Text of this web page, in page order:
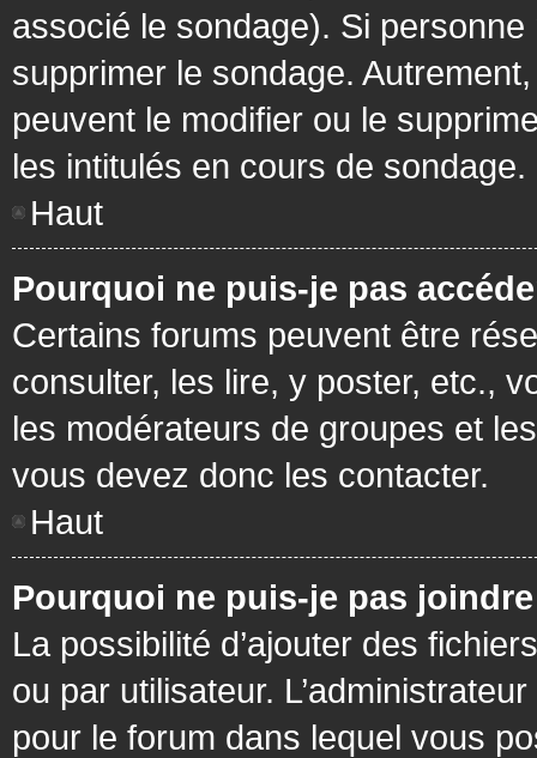
associé le sondage). Si personne
supprimer le sondage.
peuvent le modifier ou le
les intitulés en cours de sondage.
Haut
Pourquoi ne puis-je pas
Certains forums peuvent être
consulter, les lire, y poster, etc.,
les modérateurs de groupes et
vous devez donc les contacter.
Haut
Pourquoi ne puis-je pas
La possibilité d’ajouter des
ou par utilisateur.
pour le forum dans lequel vous